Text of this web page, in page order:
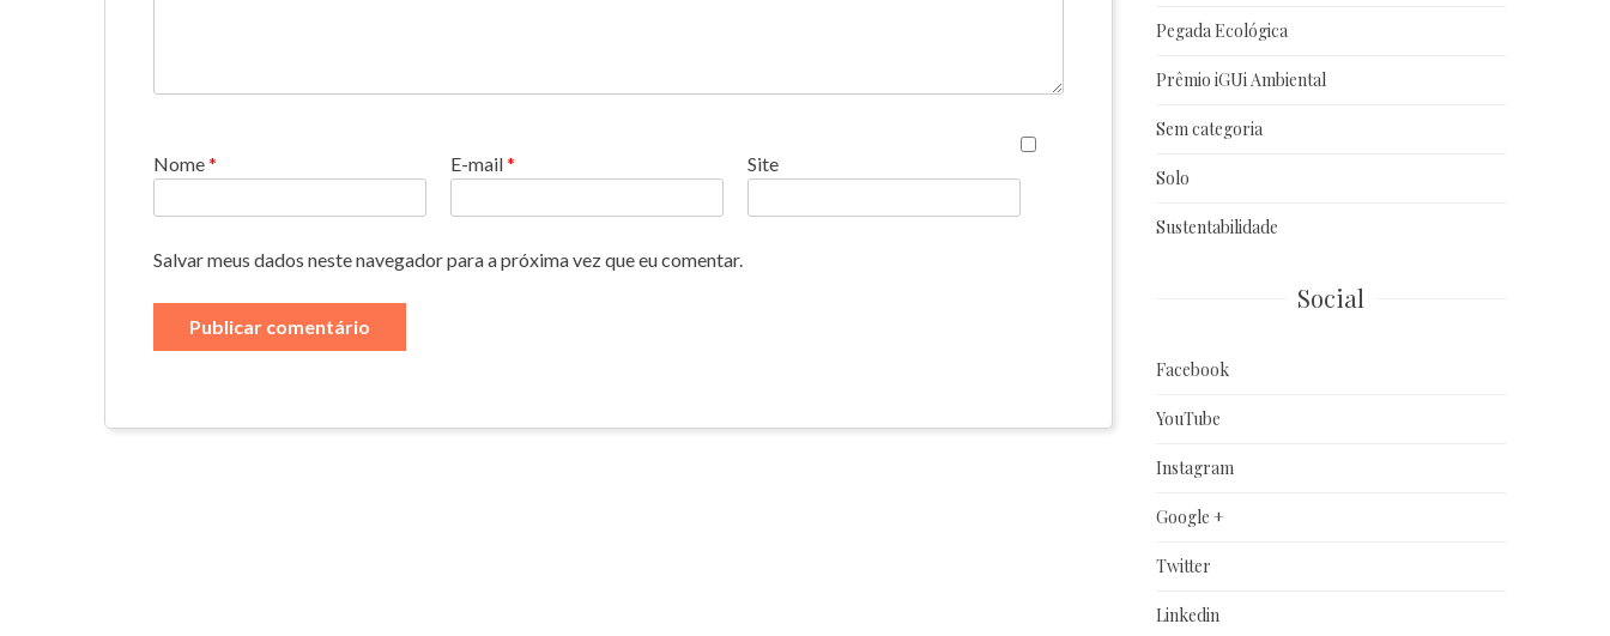
Nome* E-mail* Site
Salvar meus dados neste navegador para a próxima vez que eu comentar.
Pegada Ecológica
Prêmio iGUi Ambiental
Sem categoria
Solo
Sustentabilidade
Social
Facebook
YouTube
Instagram
Google +
Twitter
Linkedin